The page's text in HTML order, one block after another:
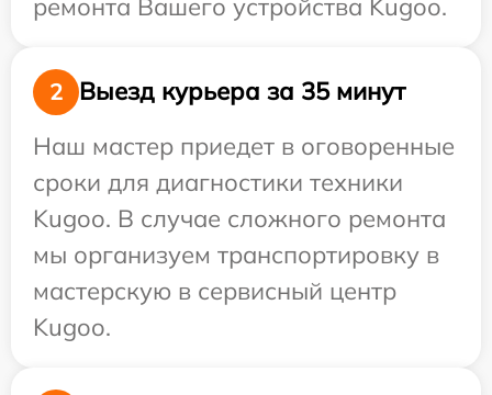
ремонта Вашего устройства Kugoo.
2
Выезд курьера за 35 минут
Наш мастер приедет в оговоренные
сроки для диагностики техники
Kugoo. В случае сложного ремонта
мы организуем транспортировку в
мастерскую в сервисный центр
Kugoo.